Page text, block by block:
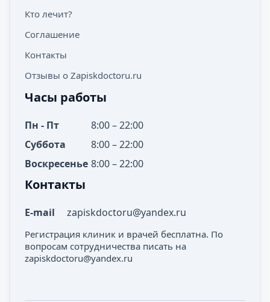
Кто лечит?
Соглашение
Контакты
Отзывы о Zapiskdoctoru.ru
Часы работы
Пн - Пт
8:00 – 22:00
Суббота
8:00 – 22:00
Воскресенье 8:00 – 22:00
Контакты
E-mail zapiskdoctoru@yandex.ru
Регистрация клиник и врачей бесплатна. По
вопросам сотрудничества писать на
zapiskdoctoru@yandex.ru